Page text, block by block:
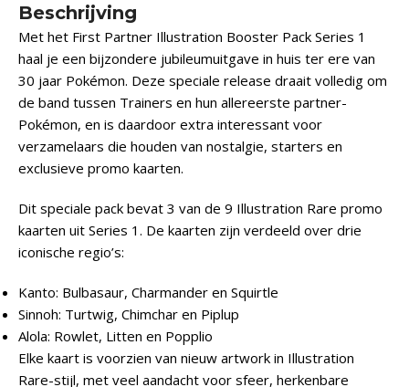
Beschrijving
Met het First Partner Illustration Booster Pack Series 1
haal je een bijzondere jubileumuitgave in huis ter ere van
30 jaar Pokémon. Deze speciale release draait volledig om
de band tussen Trainers en hun allereerste partner-
Pokémon, en is daardoor extra interessant voor
verzamelaars die houden van nostalgie, starters en
exclusieve promo kaarten.
Dit speciale pack bevat 3 van de 9 Illustration Rare promo
kaarten uit Series 1. De kaarten zijn verdeeld over drie
iconische regio’s:
Kanto: Bulbasaur, Charmander en Squirtle
Sinnoh: Turtwig, Chimchar en Piplup
Alola: Rowlet, Litten en Popplio
Elke kaart is voorzien van nieuw artwork in Illustration
Rare-stijl, met veel aandacht voor sfeer, herkenbare